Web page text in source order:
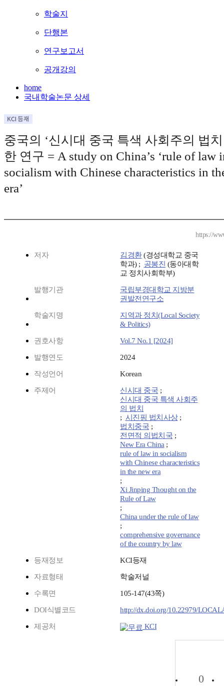
학술지
단행본
연구보고서
공개강의
home
국내학술논문 상세
중국의 ‘신시대 중국 특색 사회주의 법치
한 연구 = A study on China’s ‘rule of law
socialism with Chinese characteristics in
era’
https://
저자 김경환(경성대학교 중국
학과) ; 공봉진 (동아대학
교 정치사회학부)
발행기관
국립부경대학교 지방분
권발전연구소
학술지명
지역과 정치(Local Society
& Politics)
권호사항 Vol.7 No.1 [2024]
발행연도 2024
작성언어 Korean
주제어 신시대 중국 ;
신시대 중국 특색 사회주
의 법치
; 시진핑 법치사상;
법치중국 ;
전면적 의법치국 ;
New Era China;
rule of law in socialism
with Chinese characteristics
in the new era
;
Xi Jinping Thought on the
Rule of Law
;
China under the rule of law
;
comprehensive governance
of the country by law
등재정보 KCI등재
자료형태 학술저널
수록면 105-147(43쪽)
DOI식별코드 http://dx.doi.org/10.22979/
제공처 KCI
0